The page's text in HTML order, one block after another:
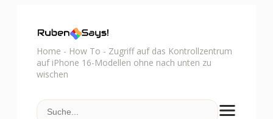
Home - How To - Zugriff auf das Kontrollzentrum
auf iPhone 16-Modellen ohne nach unten zu
wischen